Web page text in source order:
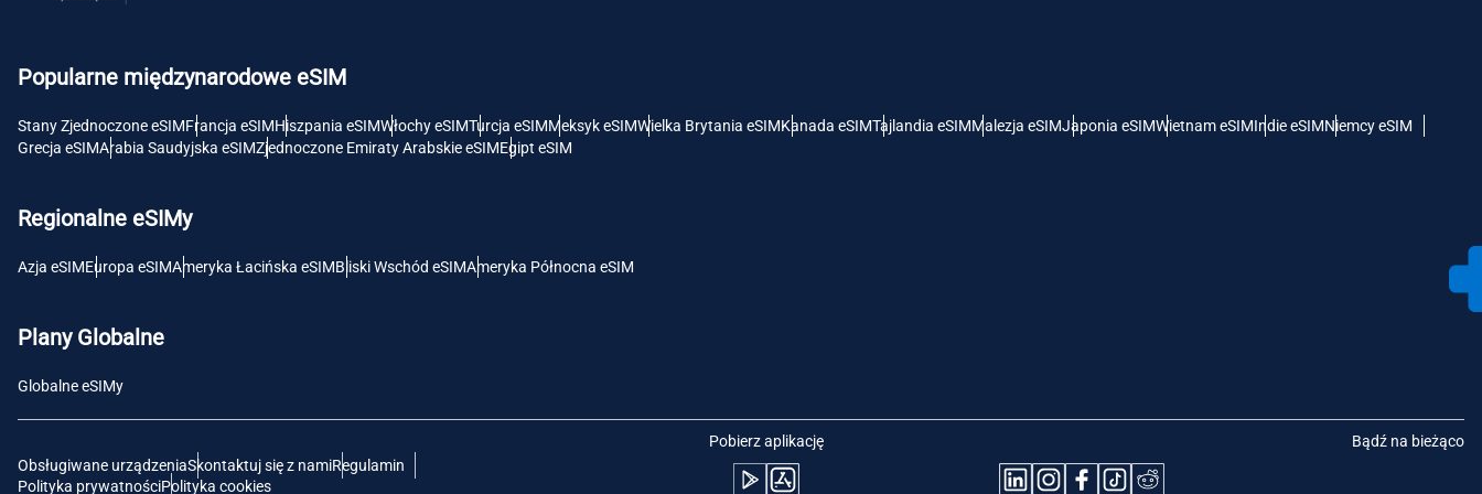
Popularne międzynarodowe eSIM
Stany Zjednoczone eSIMFrancja eSIMHiszpania eSIMWłochy eSIMTurcja eSIMMeksyk eSIMWielka Brytania eSIMKanada eSIMTajlandia eSIMMalezja eSIMJaponia eSIMWietnam eSIMIndie eSIMNiemcy eSIM
Grecja eSIMArabia Saudyjska eSIMZjednoczone Emiraty Arabskie eSIMEgipt eSIM
Regionalne eSIMy
Azja eSIMEuropa eSIMAmeryka Łacińska eSIMBliski Wschód eSIMAmeryka Północna eSIM
Plany Globalne
Globalne eSIMy
Obsługiwane urządzeniaSkontaktuj się z namiRegulamin
Polityka prywatnościPolityka cookies
Pobierz aplikację Bądź na bieżąco
Deutsch
Português
THB - Bat